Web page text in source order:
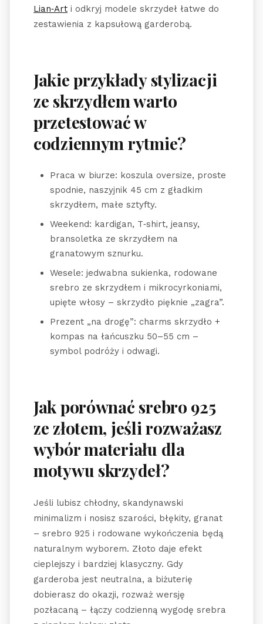
Lian‑Art i odkryj modele skrzydeł łatwe do
zestawienia z kapsułową garderobą.
Jakie przykłady stylizacji
ze skrzydłem warto
przetestować w
codziennym rytmie?
Praca w biurze: koszula oversize, proste
spodnie, naszyjnik 45 cm z gładkim
skrzydłem, małe sztyfty.
Weekend: kardigan, T‑shirt, jeansy,
bransoletka ze skrzydłem na
granatowym sznurku.
Wesele: jedwabna sukienka, rodowane
srebro ze skrzydłem i mikrocyrkoniami,
upięte włosy – skrzydło pięknie „zagra”.
Prezent „na drogę”: charms skrzydło +
kompas na łańcuszku 50–55 cm –
symbol podróży i odwagi.
Jak porównać srebro 925
ze złotem, jeśli rozważasz
wybór materiału dla
motywu skrzydeł?
Jeśli lubisz chłodny, skandynawski
minimalizm i nosisz szarości, błękity, granat
– srebro 925 i rodowane wykończenia będą
naturalnym wyborem. Złoto daje efekt
cieplejszy i bardziej klasyczny. Gdy
garderoba jest neutralna, a biżuterię
dobierasz do okazji, rozważ wersję
pozłacaną – łączy codzienną wygodę srebra